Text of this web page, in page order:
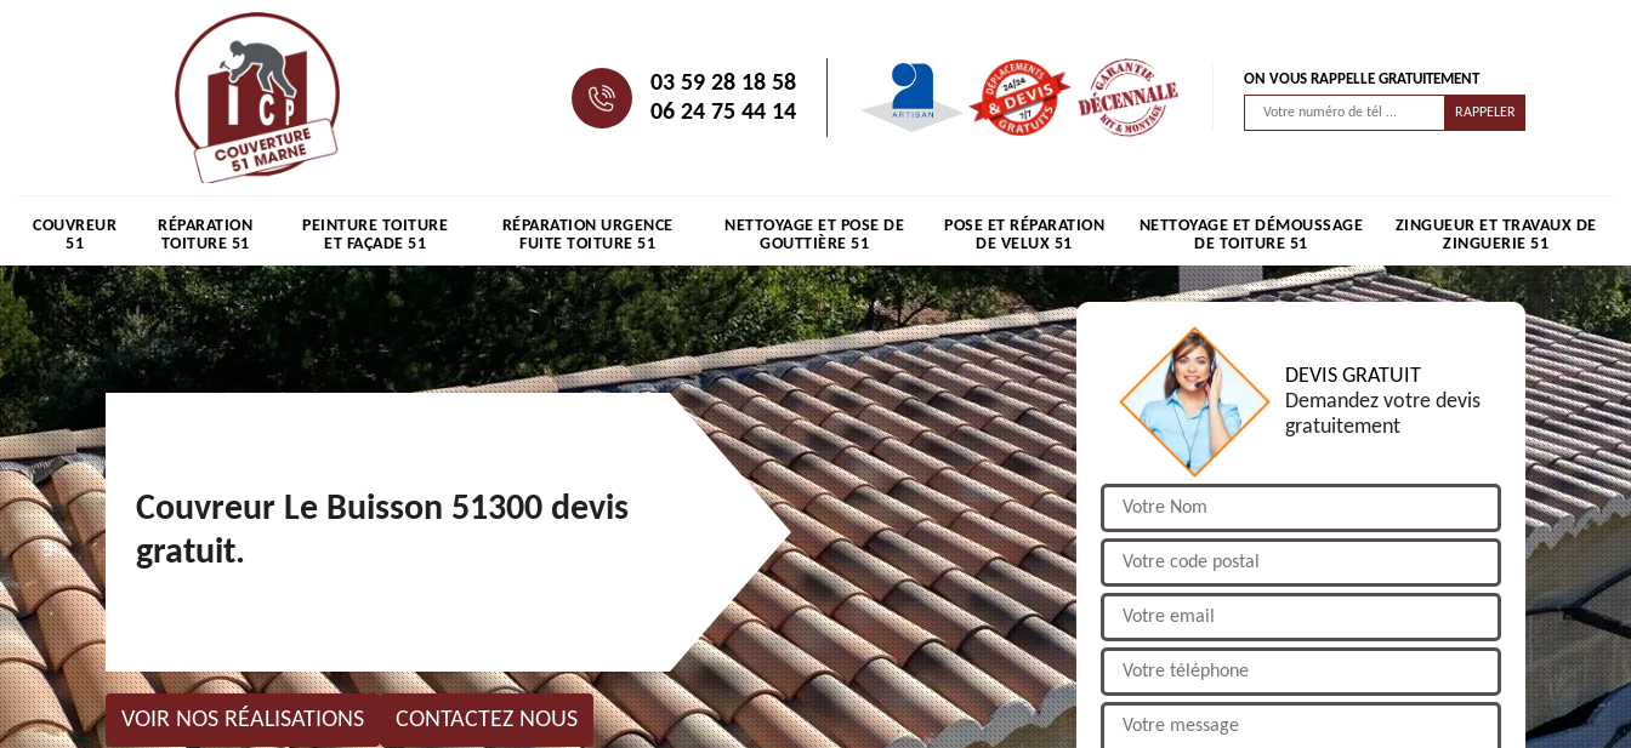
03 59 28 18 58
06 24 75 44 14
ON VOUS RAPPELLE GRATUITEMENT
COUVREUR
51
RÉPARATION
TOITURE 51
PEINTURE TOITURE
ET FAÇADE 51
RÉPARATION URGENCE
FUITE TOITURE 51
NETTOYAGE ET POSE DE
GOUTTIÈRE 51
POSE ET RÉPARATION
DE VELUX 51
NETTOYAGE ET DÉMOUSSAGE
DE TOITURE 51
ZINGUEUR ET TRAVAUX DE
ZINGUERIE 51
Couvreur Le Buisson 51300 devis
gratuit.
VOIR NOS RÉALISATIONS CONTACTEZ NOUS
DEVIS GRATUIT
Demandez votre devis
gratuitement